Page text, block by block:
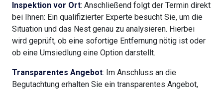
Inspektion vor Ort: Anschließend folgt der Termin direkt
bei Ihnen: Ein qualifizierter Experte besucht Sie, um die
Situation und das Nest genau zu analysieren. Hierbei
wird geprüft, ob eine sofortige Entfernung nötig ist oder
ob eine Umsiedlung eine Option darstellt.
Transparentes Angebot: Im Anschluss an die
Begutachtung erhalten Sie ein transparentes Angebot,